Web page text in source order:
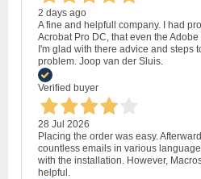
2 days ago
A fine and helpfull company. I had
Acrobat Pro DC, that even the
I'm glad with there advice and steps
problem. Joop van der Sluis.
Verified buyer
28 Jul 2026
Placing the order was easy.
countless emails in various
with the installation. However,
helpful.